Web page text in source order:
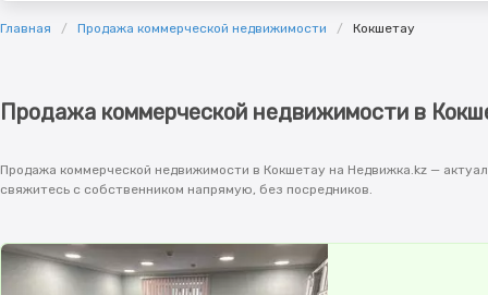
Главная Продажа коммерческой недвижимости Кокшетау
Продажа коммерческой недвижимости в
Продажа коммерческой недвижимости в Кокшетау на Недвижка.kz —
свяжитесь с собственником напрямую, без посредников.